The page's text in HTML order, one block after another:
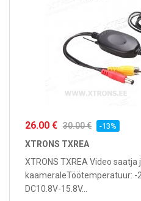
26.00 € 30.00 € -13%
XTRONS TXREA
XTRONS TXREA Video
kaameraleTöötemperatuur: -
DC10.8V-15.8V...